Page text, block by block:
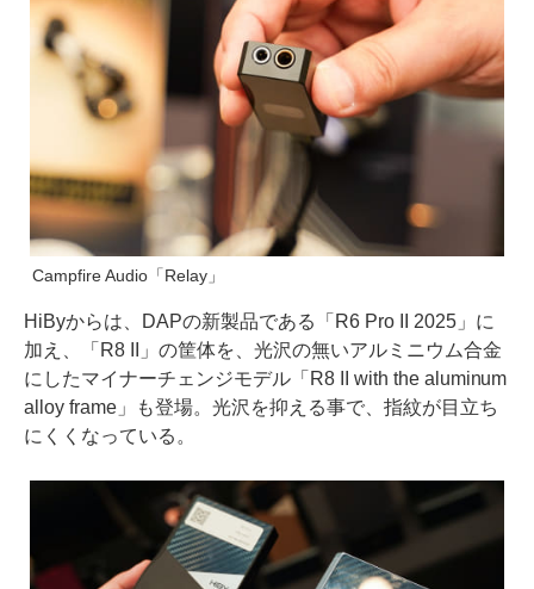
Campfire Audio「Relay」
HiByからは、DAPの新製品である「R6 Pro II 2025」に
加え、「R8 II」の筐体を、光沢の無いアルミニウム合金
にしたマイナーチェンジモデル「R8 II with the aluminum
alloy frame」も登場。光沢を抑える事で、指紋が目立ち
にくくなっている。